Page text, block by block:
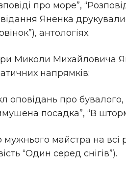
про море”,
Яненка
антологіях.
Миколи Михайловича
напрямків:
оповідань про
посадка”, “В
мужнього майстра на
“Один серед снігів”).